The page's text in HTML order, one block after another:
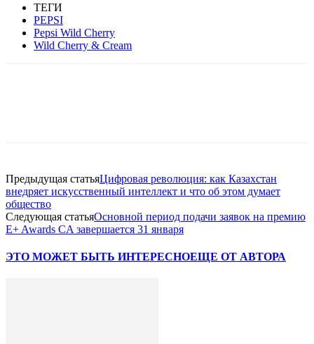
ТЕГИ
PEPSI
Pepsi Wild Cherry
Wild Cherry & Cream
Предыдущая статьяЦифровая революция: как Казахстан
внедряет искусственный интеллект и что об этом думает
общество
Следующая статьяОсновной период подачи заявок на премию
E+ Awards CA завершается 31 января
ЭТО МОЖЕТ БЫТЬ ИНТЕРЕСНОЕЩЕ ОТ АВТОРА